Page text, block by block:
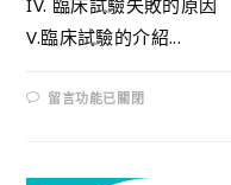
V.臨床試驗的介紹...
留言功能已關閉